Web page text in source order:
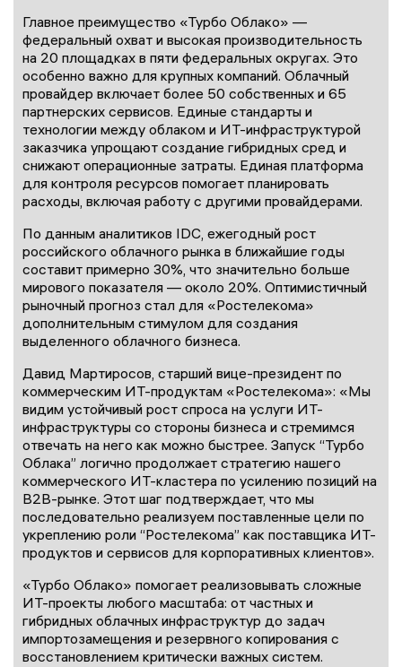
Главное преимущество «Турбо Облако» —
федеральный охват и высокая производительность
на 20 площадках в пяти федеральных округах. Это
особенно важно для крупных компаний. Облачный
провайдер включает более 50 собственных и 65
партнерских сервисов. Единые стандарты и
технологии между облаком и ИТ-инфраструктурой
заказчика упрощают создание гибридных сред и
снижают операционные затраты. Единая платформа
для контроля ресурсов помогает планировать
расходы, включая работу с другими провайдерами.
По данным аналитиков IDC, ежегодный рост
российского облачного рынка в ближайшие годы
составит примерно 30%, что значительно больше
мирового показателя — около 20%. Оптимистичный
рыночный прогноз стал для «Ростелекома»
дополнительным стимулом для создания
выделенного облачного бизнеса.
Давид Мартиросов, старший вице-президент по
коммерческим ИТ-продуктам «Ростелекома»: «Мы
видим устойчивый рост спроса на услуги ИТ-
инфраструктуры со стороны бизнеса и стремимся
отвечать на него как можно быстрее. Запуск “Турбо
Облака” логично продолжает стратегию нашего
коммерческого ИТ-кластера по усилению позиций на
B2B-рынке. Этот шаг подтверждает, что мы
последовательно реализуем поставленные цели по
укреплению роли “Ростелекома” как поставщика ИТ-
продуктов и сервисов для корпоративных клиентов».
«Турбо Облако» помогает реализовывать сложные
ИТ-проекты любого масштаба: от частных и
гибридных облачных инфраструктур до задач
импортозамещения и резервного копирования с
восстановлением критически важных систем.